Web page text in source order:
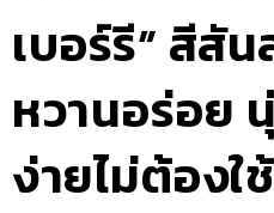
เบอร์รี” สีสั
หวานอร่อย
ง่ายไม่ต้องใ